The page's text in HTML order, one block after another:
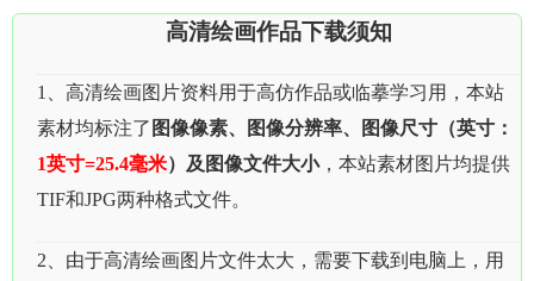
高清绘画作品下载须知
1、高清绘画图片资料用于高仿作品或临摹学习用，本站
素材均标注了 图像像素、图像分辨率、图像尺寸（英寸：
1英寸=25.4毫米）及图像文件大小，本站素材图片均提供
TIF和JPG两种格式文件。
2、由于高清绘画图片文件太大，需要下载到电脑上，用